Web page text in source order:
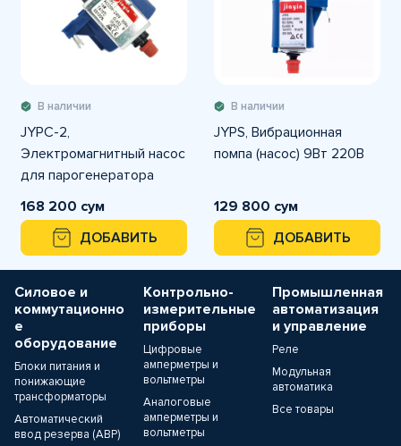
В наличии
JYPC-2,
Электромагнитный насос
для парогенератора
AC220V 16W
168 200 сум
ДОБАВИТЬ
В наличии
JYPS, Вибрационная
помпа (насос) 9Вт 220В
129 800 сум
ДОБАВИТЬ
Силовое и
коммутационно
е
оборудование
Блоки питания и
понижающие
трансформаторы
Автоматический
ввод резерва (АВР)
Контрольно-
измерительные
приборы
Цифровые
амперметры и
вольтметры
Аналоговые
амперметры и
вольтметры
Промышленная
автоматизация
и управление
Реле
Модульная
автоматика
Все товары